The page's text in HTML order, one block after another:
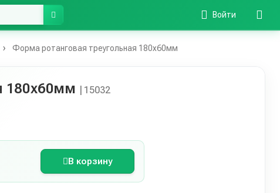
Войти
Форма ротанговая треугольная 180х60мм
180х60мм | 15032
В корзину